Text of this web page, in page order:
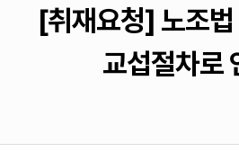
[취재요청] 노조
교섭절차로